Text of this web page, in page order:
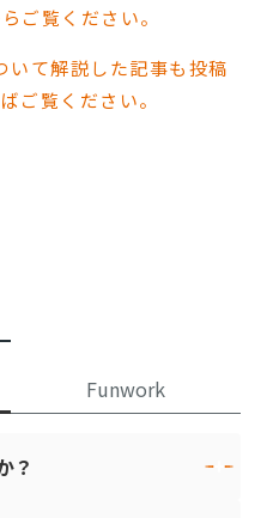
ご覧ください。
て解説した記事も投稿
ご覧ください。
Funwork
？